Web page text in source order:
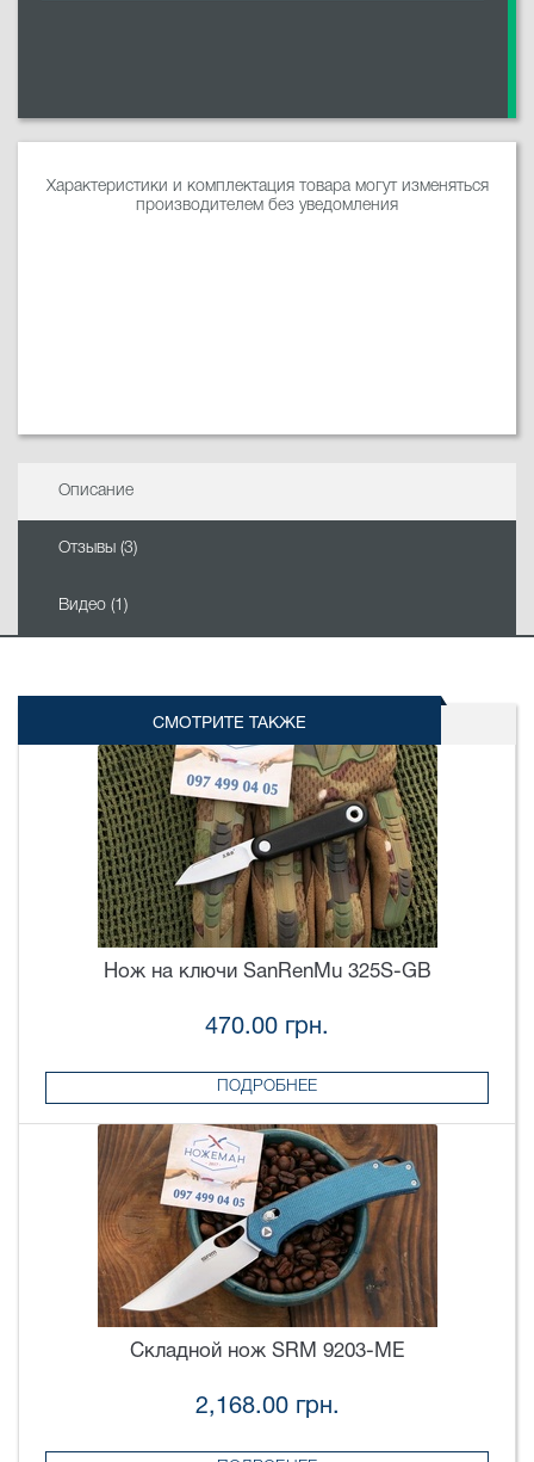
Характеристики и комплектация товара могут изменяться
производителем без уведомления
Описание
Отзывы (3)
Видео (1)
СМОТРИТЕ ТАКЖЕ
Нож на ключи SanRenMu 325S-GB
470.00 грн.
ПОДРОБНЕЕ
Складной нож SRM 9203-ME
2,168.00 грн.